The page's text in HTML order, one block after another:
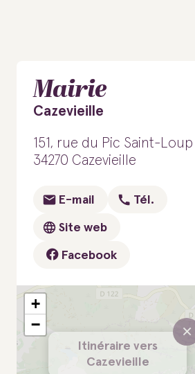
Mairie
Cazevieille
151, rue du Pic Saint-Loup
34270 Cazevieille
E-mail Tél.
Site web
Facebook
Itinéraire vers
Cazevieille
×
+
−